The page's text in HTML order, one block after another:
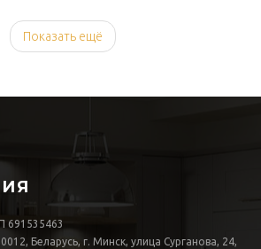
Показать ещё
691535463
Беларусь, г. Минск, улица Сурганова, 24,